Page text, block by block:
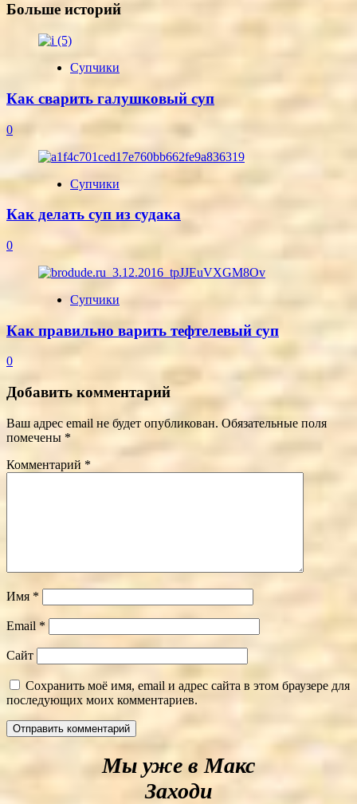
Больше историй
Супчики
Как сварить галушковый суп
0
Супчики
Как делать суп из судака
0
Супчики
Как правильно варить тефтелевый суп
0
Добавить комментарий
Ваш адрес email не будет опубликован. Обязательные поля
помечены *
Комментарий *
Имя *
Email *
Сайт
Сохранить моё имя, email и адрес сайта в этом браузере для
последующих моих комментариев.
Мы уже в Макс
Заходи